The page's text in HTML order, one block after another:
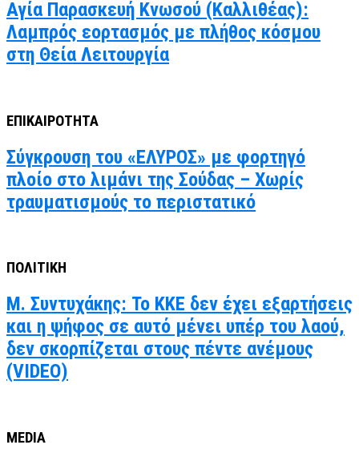
Αγία Παρασκευή Κνωσού (Καλλιθέας):
Λαμπρός εορτασμός με πλήθος κόσμου
στη Θεία Λειτουργία
ΕΠΙΚΑΙΡΟΤΗΤΑ
Σύγκρουση του «ΕΛΥΡΟΣ» με φορτηγό
πλοίο στο λιμάνι της Σούδας – Χωρίς
τραυματισμούς το περιστατικό
ΠΟΛΙΤΙΚΗ
Μ. Συντυχάκης: Το ΚΚΕ δεν έχει εξαρτήσεις
και η ψήφος σε αυτό μένει υπέρ του λαού,
δεν σκορπίζεται στους πέντε ανέμους
(VIDEO)
MEDIA